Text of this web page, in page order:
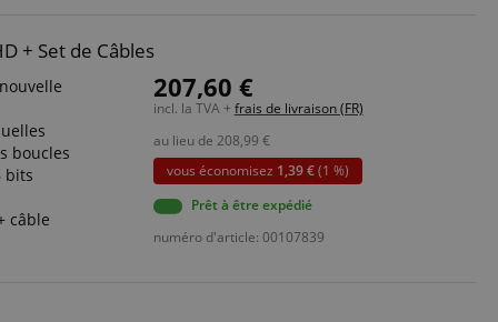
+ Set de Câbles
boucles
bits
câble
207,60 €
incl. la TVA + frais de livraison (FR)
au lieu de 208,99 €
vous économisez 1,39 €(1 %)
Prêt à être expédié
numéro d'article: 00107839